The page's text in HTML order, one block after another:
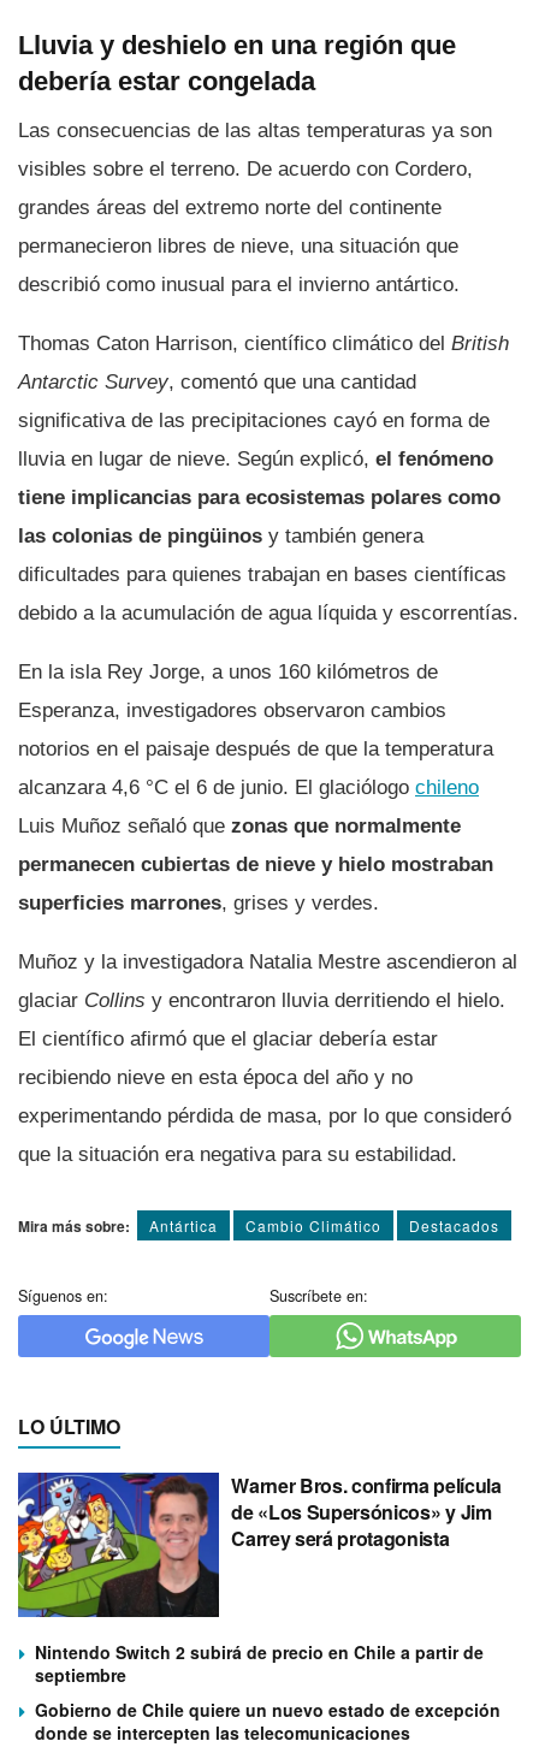
Lluvia y deshielo en una región que
debería estar congelada
Las consecuencias de las altas temperaturas ya son
visibles sobre el terreno. De acuerdo con Cordero,
grandes áreas del extremo norte del continente
permanecieron libres de nieve, una situación que
describió como inusual para el invierno antártico.
Thomas Caton Harrison, científico climático del British
Antarctic Survey, comentó que una cantidad
significativa de las precipitaciones cayó en forma de
lluvia en lugar de nieve. Según explicó, el fenómeno
tiene implicancias para ecosistemas polares como
las colonias de pingüinos y también genera
dificultades para quienes trabajan en bases científicas
debido a la acumulación de agua líquida y escorrentías.
En la isla Rey Jorge, a unos 160 kilómetros de
Esperanza, investigadores observaron cambios
notorios en el paisaje después de que la temperatura
alcanzara 4,6 °C el 6 de junio. El glaciólogo chileno
Luis Muñoz señaló que zonas que normalmente
permanecen cubiertas de nieve y hielo mostraban
superficies marrones, grises y verdes.
Muñoz y la investigadora Natalia Mestre ascendieron al
glaciar Collins y encontraron lluvia derritiendo el hielo.
El científico afirmó que el glaciar debería estar
recibiendo nieve en esta época del año y no
experimentando pérdida de masa, por lo que consideró
que la situación era negativa para su estabilidad.
Mira más sobre: Antártica Cambio Climático Destacados
Síguenos en: Suscríbete en:
LO ÚLTIMO
Warner Bros. confirma película
de «Los Supersónicos» y Jim
Carrey será protagonista
Nintendo Switch 2 subirá de precio en Chile a partir de
septiembre
Gobierno de Chile quiere un nuevo estado de excepción
donde se intercepten las telecomunicaciones